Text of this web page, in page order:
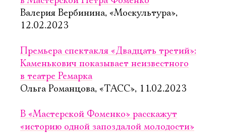
Валерия Вербинина, «Москультура»,
12.02.2023
Премьера спектакля «Двадцать третий»:
Каменькович показывает неизвестного
в театре Ремарка
Ольга Романцова, «ТАСС», 11.02.2023
В «Мастерской Фоменко» расскажут
«историю одной запоздалой молодости»